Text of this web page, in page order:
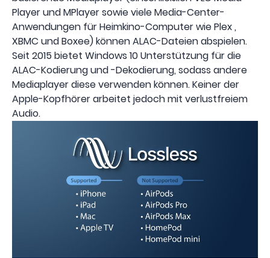
Player und MPlayer sowie viele Media-Center-
Anwendungen für Heimkino-Computer wie Plex ,
XBMC und Boxee) können ALAC-Dateien abspielen.
Seit 2015 bietet Windows 10 Unterstützung für die
ALAC-Kodierung und -Dekodierung, sodass andere
Mediaplayer diese verwenden können. Keiner der
Apple-Kopfhörer arbeitet jedoch mit verlustfreiem
Audio.